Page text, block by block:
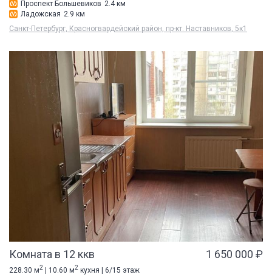
Проспект Большевиков 2.4 км
Ладожская 2.9 км
Санкт-Петербург, Красногвардейский район, пр-кт. Наставников, 5к1
Комната в 12 ккв 1 650 000 ₽
228.30 м2 | 10.60 м2 кухня | 6/15 этаж